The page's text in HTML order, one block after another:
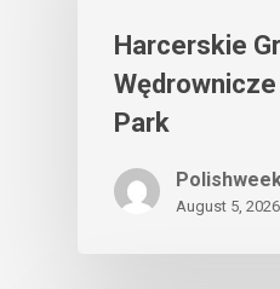
Harcerskie
Park
August 5, 2026